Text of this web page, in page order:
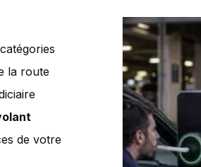
la route
de votre
Alcogate
bientôt
un
test
d’alcool
obligatoire
avant